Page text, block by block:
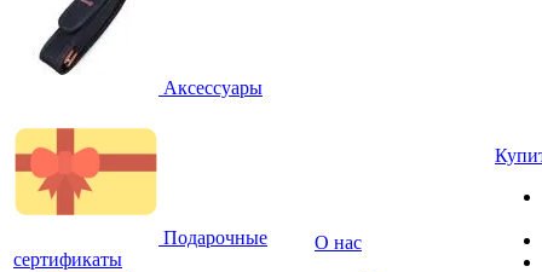
Аксессуары
Подарочные
сертификаты
О нас